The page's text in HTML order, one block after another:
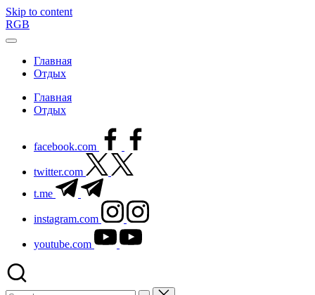
Skip to content
RGB
Главная
Отдых
Главная
Отдых
facebook.com
twitter.com
t.me
instagram.com
youtube.com